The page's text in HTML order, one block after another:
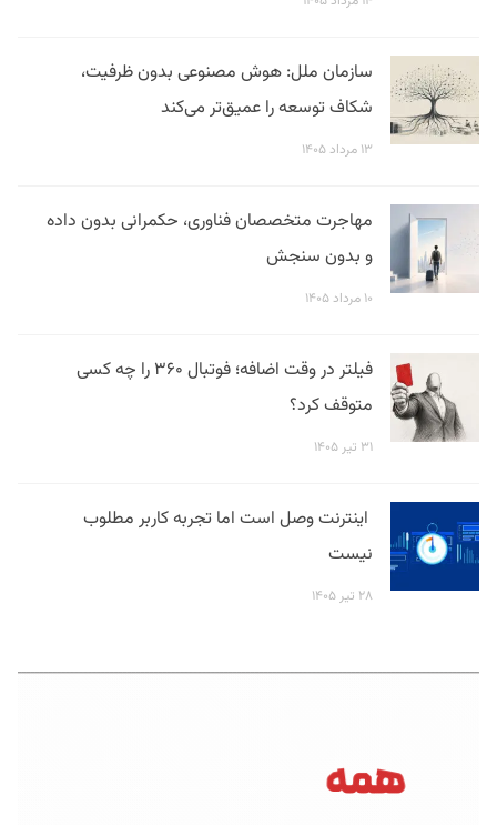
سازمان ملل: هوش مصنوعی بدون ظرفیت،
شکاف توسعه را عمیق‌تر می‌کند
۱۳ مرداد ۱۴۰۵
مهاجرت متخصصان فناوری، حکمرانی بدون داده
و بدون سنجش
۱۰ مرداد ۱۴۰۵
فیلتر در وقت اضافه؛ فوتبال ۳۶۰ را چه کسی
متوقف کرد؟
۳۱ تیر ۱۴۰۵
اینترنت وصل است اما تجربه کاربر مطلوب
نیست
۲۸ تیر ۱۴۰۵